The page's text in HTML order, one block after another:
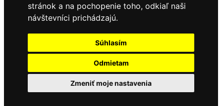
stránok a na pochopenie toho, odkiaľ naši
návštevníci prichádzajú.
Súhlasím
Odmietam
Zmeniť moje nastavenia